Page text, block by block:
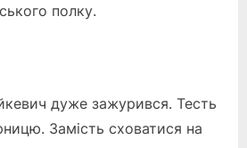
полку.
дуже зажурився. Тесть
Замість сховатися на